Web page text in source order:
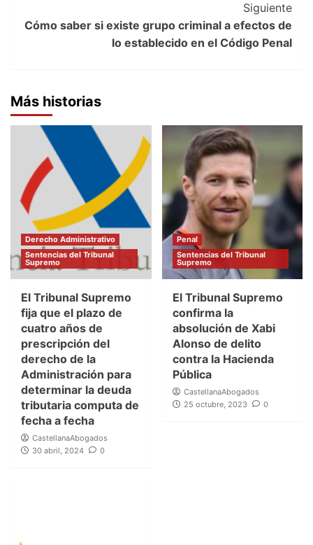
Siguiente
Cómo saber si existe grupo criminal a efectos de
lo establecido en el Código Penal
Más historias
Derecho Administrativo
Sentencias del Tribunal
Supremo
El Tribunal Supremo
fija que el plazo de
cuatro años de
prescripción del
derecho de la
Administración para
determinar la deuda
tributaria computa de
fecha a fecha
CastellanaAbogados
30 abril, 2024
0
Penal
Sentencias del Tribunal
Supremo
El Tribunal Supremo
confirma la
absolución de Xabi
Alonso de delito
contra la Hacienda
Pública
CastellanaAbogados
25 octubre, 2023
0